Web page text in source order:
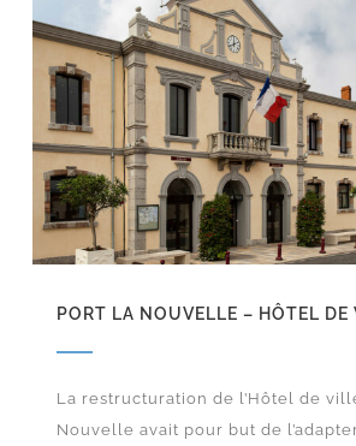
PORT LA NOUVELLE – HÔTEL DE
La restructuration de l’Hôtel de
Nouvelle avait pour but de